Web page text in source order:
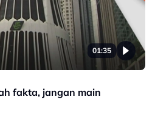
01:35
fakta, jangan main